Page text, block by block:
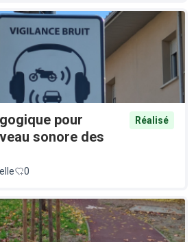
pour
sonore des
Réalisé
0